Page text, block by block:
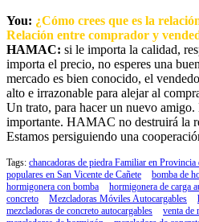
You: ¿Cómo crees que es la
Relación entre comprador y
HAMAC: si le importa la calidad,
importa el precio, no esperes una
mercado es bien conocido, el
alto e irrazonable para alejar al
Un trato, para hacer un nuevo
importante. HAMAC no destruirá la
Estamos persiguiendo una
Tags: chancadoras de piedra Familiar en Provincia
populares en San Vicente de Cañete
bomba de
hormigonera con bomba
hormigonera de carga
concreto
Mezcladoras Móviles Autocargables
mezcladoras de concreto autocargables
venta de